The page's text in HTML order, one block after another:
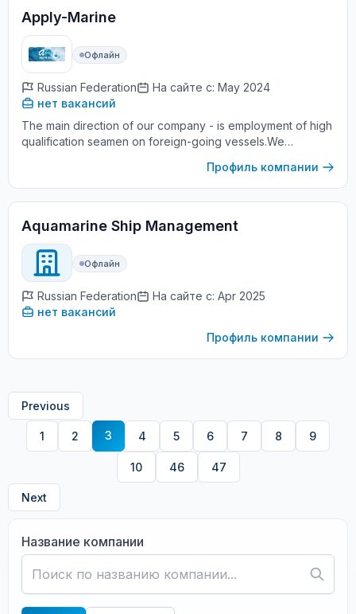
Название компании
Apply-Marine
Офлайн
Russian Federation
На сайте с: May 2024
нет вакансий
The main direction of our company - is employment of high
qualification seamen on foreign-going vessels.We
Профиль компании
Aquamarine Ship Management
Офлайн
Russian Federation
На сайте с: Apr 2025
нет вакансий
Профиль компании
Previous
1 2 3 4 5 6 7 8 9
10 46 47
Next